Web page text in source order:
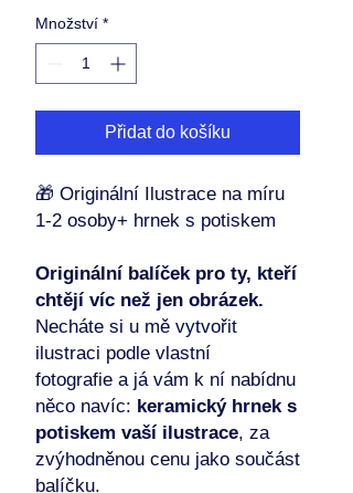
Množství *
Přidat do košíku
🎁 Originální Ilustrace na míru
1-2 osoby+ hrnek s potiskem
Originální balíček pro ty, kteří
chtějí víc než jen obrázek.
Necháte si u mě vytvořit
ilustraci podle vlastní
fotografie a já vám k ní nabídnu
něco navíc: keramický hrnek s
potiskem vaší ilustrace, za
zvýhodněnou cenu jako součást
balíčku.